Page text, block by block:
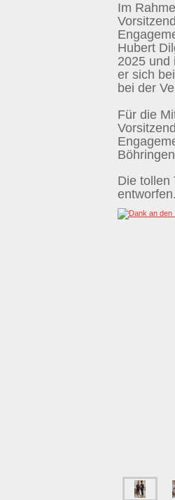
Im
Hubert
2025 und
er sich
bei der
Für die
Die tollen